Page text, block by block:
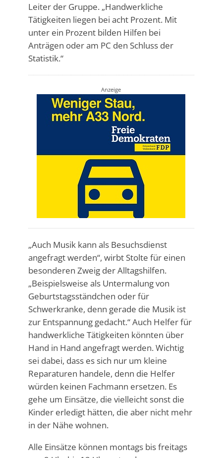
Leiter der Gruppe. „Handwerkliche
Tätigkeiten liegen bei acht Prozent. Mit
unter ein Prozent bilden Hilfen bei
Anträgen oder am PC den Schluss der
Statistik.“
Anzeige
„Auch Musik kann als Besuchsdienst
angefragt werden“, wirbt Stolte für einen
besonderen Zweig der Alltagshilfen.
„Beispielsweise als Untermalung von
Geburtstagsständchen oder für
Schwerkranke, denn gerade die Musik ist
zur Entspannung gedacht.“ Auch Helfer für
handwerkliche Tätigkeiten könnten über
Hand in Hand angefragt werden. Wichtig
sei dabei, dass es sich nur um kleine
Reparaturen handele, denn die Helfer
würden keinen Fachmann ersetzen. Es
gehe um Einsätze, die vielleicht sonst die
Kinder erledigt hätten, die aber nicht mehr
in der Nähe wohnen.
Alle Einsätze können montags bis freitags